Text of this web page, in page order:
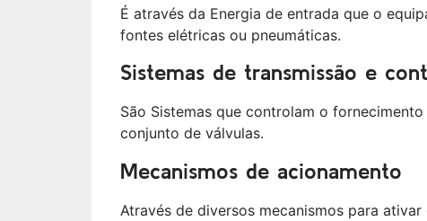
É através da Energia de entrada que o
fontes elétricas ou pneumáticas.
Sistemas de transmissão e
São Sistemas que controlam o
conjunto de válvulas.
Mecanismos de acionamento
Através de diversos mecanismos para